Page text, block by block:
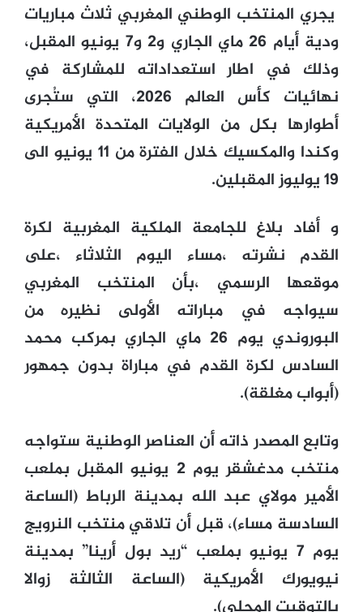
يجري المنتخب الوطني المغربي ثلاث مباريات
ودية أيام 26 ماي الجاري و2 و7 يونيو المقبل،
وذلك في اطار استعداداته للمشاركة في
نهائيات كأس العالم 2026، التي ستُجرى
أطوارها بكل من الولايات المتحدة الأمريكية
وكندا والمكسيك خلال الفترة من 11 يونيو الى
19 يوليوز المقبلين.
و أفاد بلاغ للجامعة الملكية المغربية لكرة
القدم نشرته ،مساء اليوم الثلاثاء ،على
موقعها الرسمي ،بأن المنتخب المغربي
سيواجه في مباراته الأولى نظيره من
البوروندي يوم 26 ماي الجاري بمركب محمد
السادس لكرة القدم في مباراة بدون جمهور
(أبواب مغلقة).
وتابع المصدر ذاته أن العناصر الوطنية ستواجه
منتخب مدغشقر يوم 2 يونيو المقبل بملعب
الأمير مولاي عبد الله بمدينة الرباط (الساعة
السادسة مساء)، قبل أن تلاقي منتخب النرويج
يوم 7 يونيو بملعب “ريد بول أرينا” بمدينة
نيويورك الأمريكية (الساعة الثالثة زوالا